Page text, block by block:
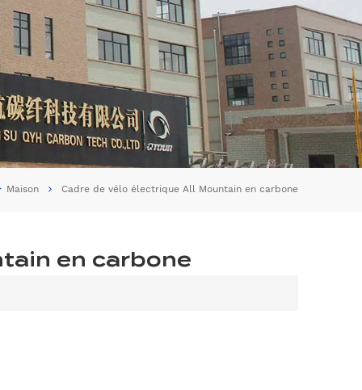
Maison Cadre de vélo électrique All Mountain en carbone
en carbone